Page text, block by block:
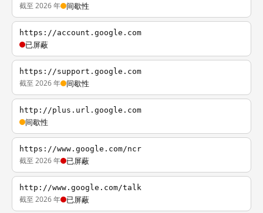
截至 2026 年 间歇性
https://account.google.com
已屏蔽
https://support.google.com
截至 2026 年 间歇性
http://plus.url.google.com
间歇性
https://www.google.com/ncr
截至 2026 年 已屏蔽
http://www.google.com/talk
截至 2026 年 已屏蔽